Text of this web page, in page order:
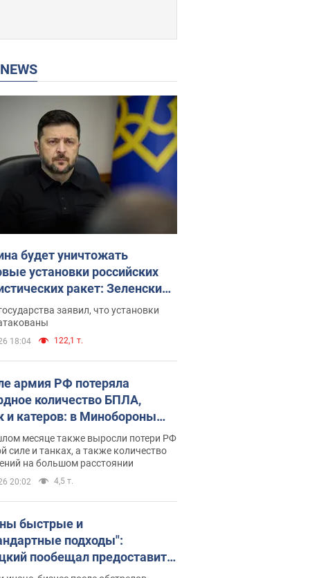
NEWS
будет уничтожать
установки российских
ракет: Зеленский
заседание СНБО
заявил, что установки
18:04 122,1 т.
армия РФ потеряла
количество БПЛА,
и катеров: в Минобороны
статистику
месяце также выросли потери РФ
силе и танках, а также количество
на большом расстоянии
20:02 4,5 т.
быстрые и
подходы":
пообещал предоставить
приоритетный доступ к